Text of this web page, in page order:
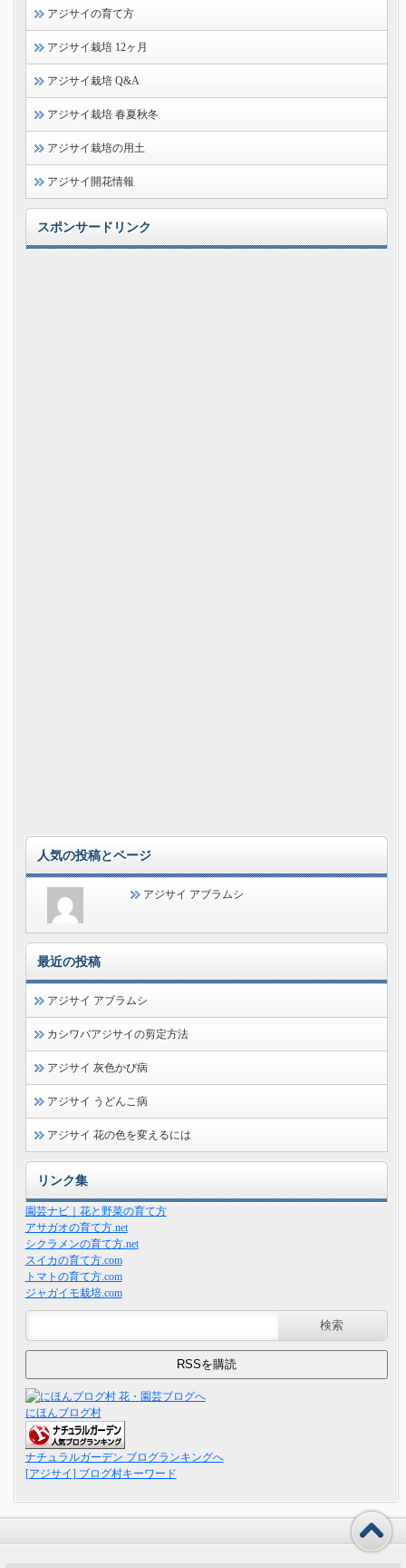
アジサイの育て方
アジサイ栽培 12ヶ月
アジサイ栽培 Q&A
アジサイ栽培 春夏秋冬
アジサイ栽培の用土
アジサイ開花情報
スポンサードリンク
人気の投稿とページ
アジサイ アブラムシ
最近の投稿
アジサイ アブラムシ
カシワバアジサイの剪定方法
アジサイ 灰色かび病
アジサイ うどんこ病
アジサイ 花の色を変えるには
リンク集
園芸ナビ｜花と野菜の育て方
アサガオの育て方.net
シクラメンの育て方.net
スイカの育て方.com
トマトの育て方.com
ジャガイモ栽培.com
にほんブログ村
ナチュラルガーデン ブログランキングへ
[アジサイ] ブログ村キーワード